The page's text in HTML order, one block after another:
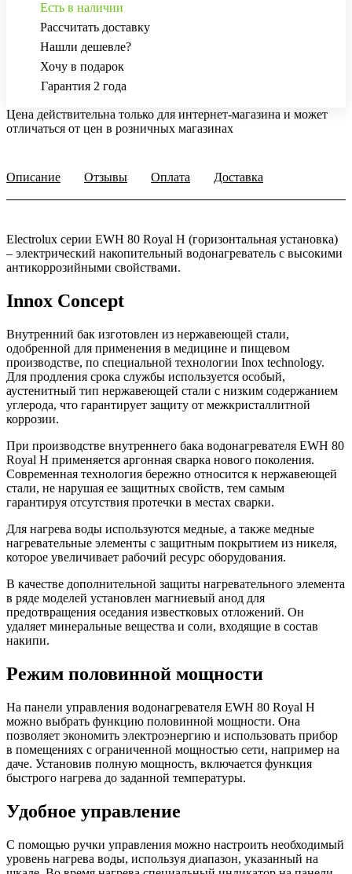
Есть в наличии
Рассчитать доставку
Нашли дешевле?
Хочу в подарок
Гарантия 2 года
Цена действительна только для интернет-магазина и может
отличаться от цен в розничных магазинах
Описание Отзывы Оплата Доставка
Electrolux серии EWH 80 Royal H (горизонтальная установка)
– электрический накопительный водонагреватель с высокими
антикоррозийными свойствами.
Innox Concept
Внутренний бак изготовлен из нержавеющей стали,
одобренной для применения в медицине и пищевом
производстве, по специальной технологии Inox technology.
Для продления срока службы используется особый,
аустенитный тип нержавеющей стали с низким содержанием
углерода, что гарантирует защиту от межкристаллитной
коррозии.
При производстве внутреннего бака водонагревателя EWH 80
Royal H применяется аргонная сварка нового поколения.
Современная технология бережно относится к нержавеющей
стали, не нарушая ее защитных свойств, тем самым
гарантируя отсутствия протечки в местах сварки.
Для нагрева воды используются медные, а также медные
нагревательные элементы с защитным покрытием из никеля,
которое увеличивает рабочий ресурс оборудования.
В качестве дополнительной защиты нагревательного элемента
в ряде моделей установлен магниевый анод для
предотвращения оседания известковых отложений. Он
удаляет минеральные вещества и соли, входящие в состав
накипи.
Режим половинной мощности
На панели управления водонагревателя EWH 80 Royal H
можно выбрать функцию половинной мощности. Она
позволяет экономить электроэнергию и использовать прибор
в помещениях с ограниченной мощностью сети, например на
даче. Установив полную мощность, включается функция
быстрого нагрева до заданной температуры.
Удобное управление
С помощью ручки управления можно настроить необходимый
уровень нагрева воды, используя диапазон, указанный на